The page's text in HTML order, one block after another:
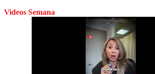
Videos Semana